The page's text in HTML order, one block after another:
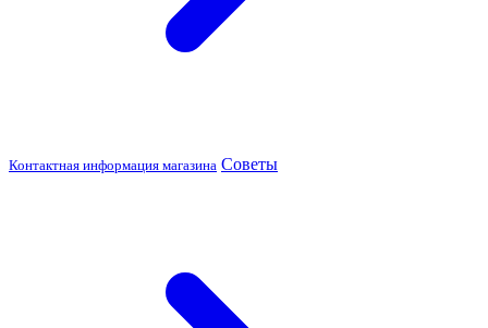
Контактная информация магазина Советы